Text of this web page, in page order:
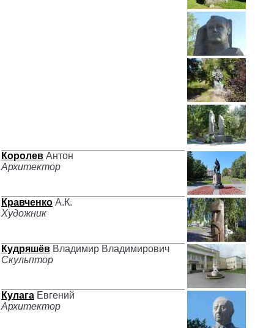
Королев Антон
Архитектор
Кравченко А.К.
Художник
Кудряшёв Владимир Владимирович
Скульптор
Кулага Евгений
Архитектор